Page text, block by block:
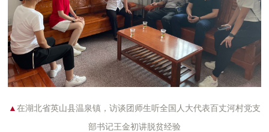
▲ 在湖北省英山县温泉镇， 访谈团师生听全国人大代表百丈河村党支
部书记王金初讲脱贫经验